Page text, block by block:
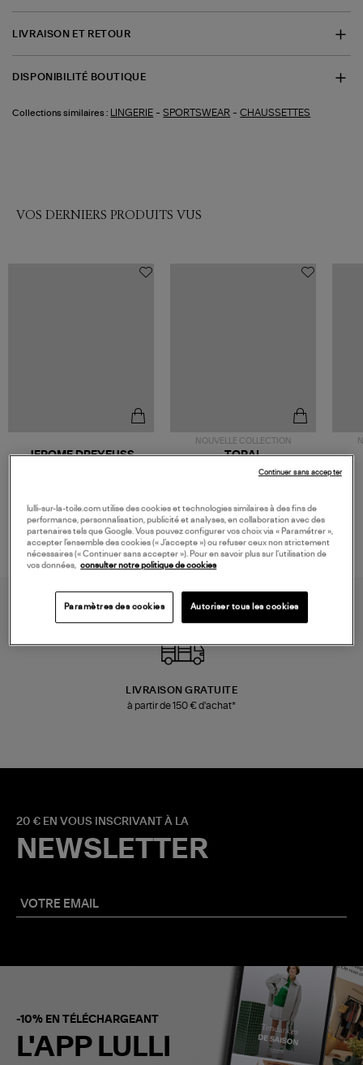
LIVRAISON ET RETOUR
DISPONIBILITÉ BOUTIQUE
Collections similaires : LINGERIE -SPORTSWEAR -CHAUSSETTES
VOS DERNIERS PRODUITS VUS
JEROME DREYFUSS
NOUVELLE COLLECTION
TORAL
Mocassins Killian Sport
LIVRAISON GRATUITE
à partir de 150 € d'achat*
20 € EN VOUS INSCRIVANT À LA
NEWSLETTER
-10% EN TÉLÉCHARGEANT
L'APP LULLI
lulli-sur-la-toile.com utilise des cookies et technologies similaires à des fins de
performance, personnalisation, publicité et analyses, en collaboration avec des
partenaires tels que Google. Vous pouvez configurer vos choix via « Paramétrer »,
accepter l’ensemble des cookies (« J’accepte ») ou refuser ceux non strictement
nécessaires (« Continuer sans accepter »). Pour en savoir plus sur l’utilisation de
vos données,
consulter notre politique de cookies
Paramètres des cookies Autoriser tous les cookies
Continuer sans accepter